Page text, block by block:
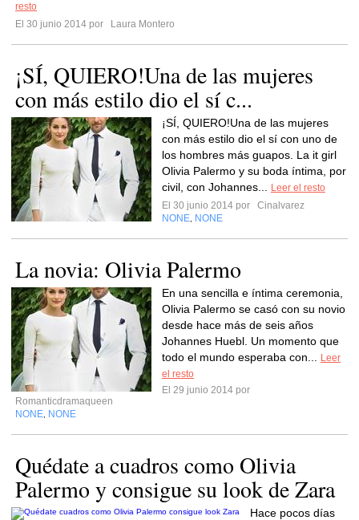
resto
El 30 junio 2014 por
Laura Montero
¡SÍ, QUIERO!Una de las mujeres
con más estilo dio el sí c...
¡SÍ, QUIERO!Una de las mujeres
con más estilo dio el sí con uno de
los hombres más guapos. La it girl
Olivia Palermo y su boda íntima, por
civil, con Johannes...
Leer el resto
El 30 junio 2014 por
Cinalvarez
NONE NONE
La novia: Olivia Palermo
En una sencilla e íntima ceremonia,
Olivia Palermo se casó con su novio
desde hace más de seis años
Johannes Huebl. Un momento que
todo el mundo esperaba con...
Leer
el resto
El 29 junio 2014 por
Romanticdramaqueen
NONE NONE
Quédate a cuadros como Olivia
Palermo y consigue su look de Zara
Hace pocos días